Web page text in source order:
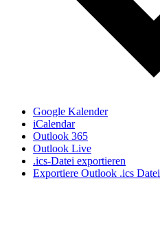
Google Kalender
iCalendar
Outlook 365
Outlook Live
.ics-Datei exportieren
Exportiere Outlook .ics Datei